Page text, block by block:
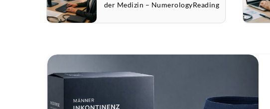
der Medizin – NumerologyReading